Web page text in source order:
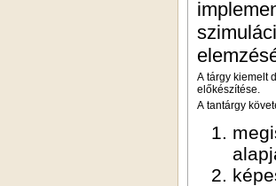
A tárgy kiemelt
előkészítése.
A tantárgy